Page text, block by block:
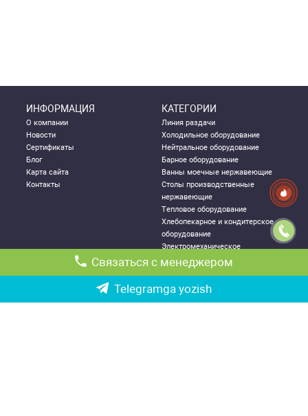
ИНФОРМАЦИЯ
О компании
Новости
Сертификаты
Блог
Карта сайта
Контакты
КАТЕГОРИИ
Линия раздачи
Холодильное оборудование
Нейтральное оборудование
Барное оборудование
Ванны моечные нержавеющие
Столы производственные
нержавеющие
Тепловое оборудование
Хлебопекарное и кондитерское
оборудование
Электромеханическое
оборудование
Посудомоечное оборудование
Стеллажи металлические
Связаться с менеджером
Telegramga yozish